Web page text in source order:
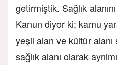
getirmiştik. Sağlık
Kanun diyor ki; kamu
yeşil alan ve kültür alanı
sağlık alanı olarak